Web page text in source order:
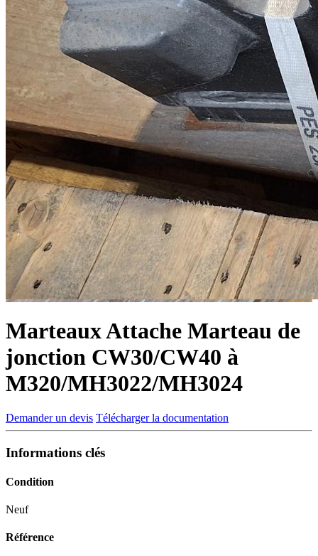
MarteauxAttache Marteau de
jonction CW30/CW40 à
M320/MH3022/MH3024
Demander un devis Télécharger la documentation
Informations clés
Condition
Neuf
Référence